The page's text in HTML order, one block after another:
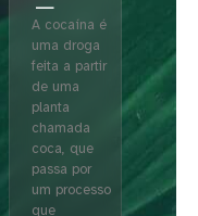
A cocaína é
uma droga
feita a partir
de uma
planta
chamada
coca, que
passa por
um processo
que